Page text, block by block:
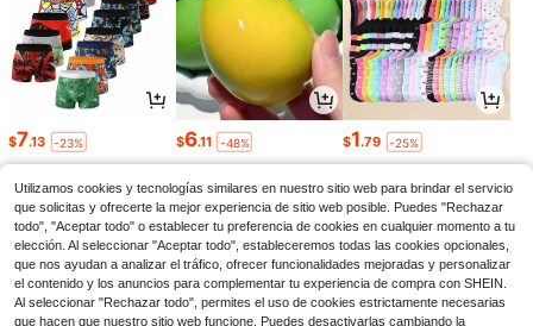
$7.13 -23% $6.11 -48% $1.79 -25%
Utilizamos cookies y tecnologías similares en nuestro sitio web para brindar el servicio
que solicitas y ofrecerte la mejor experiencia de sitio web posible. Puedes "Rechazar
todo", "Aceptar todo" o establecer tu preferencia de cookies en cualquier momento a tu
elección. Al seleccionar "Aceptar todo", estableceremos todas las cookies opcionales,
que nos ayudan a analizar el tráfico, ofrecer funcionalidades mejoradas y personalizar
el contenido y los anuncios para complementar tu experiencia de compra con SHEIN.
Al seleccionar "Rechazar todo", permites el uso de cookies estrictamente necesarias
que hacen que nuestro sitio web funcione. Puedes desactivarlas cambiando la